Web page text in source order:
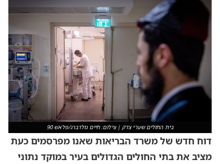
בית החולים שערי צדק | צילום: חיים גולדברג/פלאש 90
דוח חדש של משרד הבריאות שאנו מפרסמים כעת
מציב את בתי החולים הגדולים בעיר במוקד נתוני